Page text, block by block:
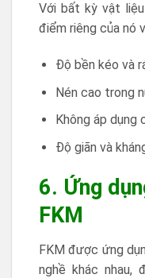
Với bất kỳ vật
điểm riêng của nó
Độ bền kéo và
Nén cao trong
Không áp dụng
Độ giãn và
6. Ứng
FKM
FKM được ứng
nghề khác